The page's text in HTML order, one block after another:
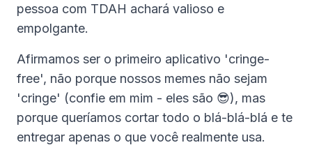
pessoa com TDAH achará valioso e
empolgante.
Afirmamos ser o primeiro aplicativo 'cringe-
free', não porque nossos memes não sejam
'cringe' (confie em mim - eles são 😎), mas
porque queríamos cortar todo o blá-blá-blá e te
entregar apenas o que você realmente usa.